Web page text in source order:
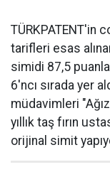
TÜRKPATENT'in
tarifleri esas
simidi 87,5
6'ncı sırada yer
müdavimleri
yıllık taş fırın
orijinal simit